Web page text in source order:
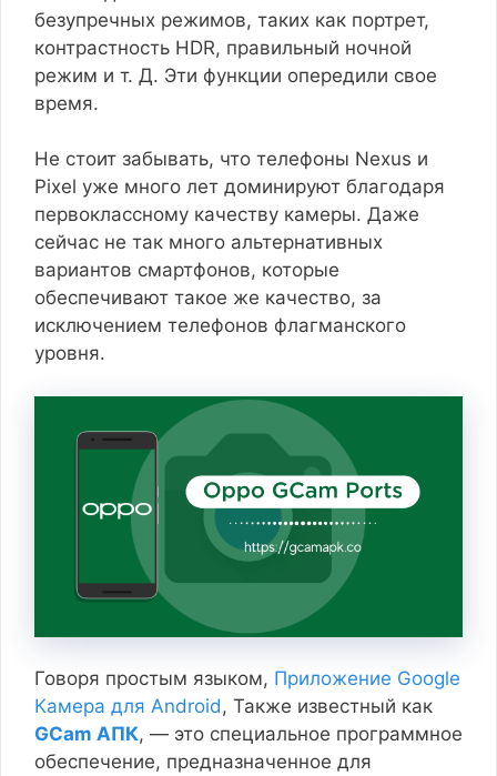
безупречных режимов, таких как портрет,
контрастность HDR, правильный ночной
режим и т. Д. Эти функции опередили свое
время.
Не стоит забывать, что телефоны Nexus и
Pixel уже много лет доминируют благодаря
первоклассному качеству камеры. Даже
сейчас не так много альтернативных
вариантов смартфонов, которые
обеспечивают такое же качество, за
исключением телефонов флагманского
уровня.
Говоря простым языком, Приложение Google
Камера для Android, Также известный как
GCam АПК, — это специальное программное
обеспечение, предназначенное для